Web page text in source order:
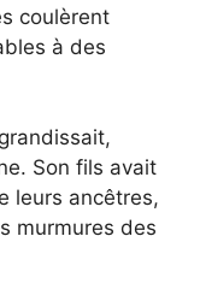
coulèrent
à des
Son fils avait
leurs ancêtres,
murmures des